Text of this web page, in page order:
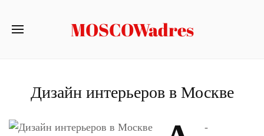
MOSCOWadres
Дизайн интерьеров в Москве
-